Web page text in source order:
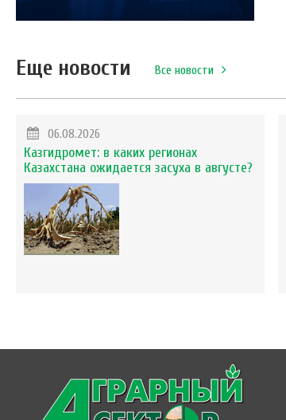
Еще новости Все новости
06.08.2026
Казгидромет: в каких регионах
Казахстана ожидается засуха в августе?